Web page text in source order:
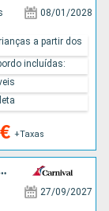
08/01/2028
+Taxas
a partir dos
incluídas:
BELIZE, CARAIBAS - MEXICO
27/09/2027